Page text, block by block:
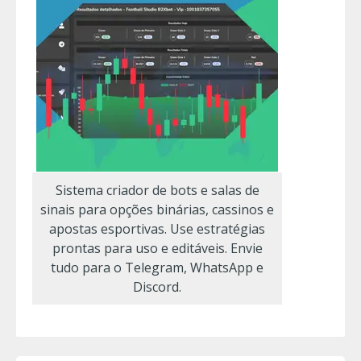
Sistema criador de bots e salas de
sinais para opções binárias, cassinos e
apostas esportivas. Use estratégias
prontas para uso e editáveis. Envie
tudo para o Telegram, WhatsApp e
Discord.